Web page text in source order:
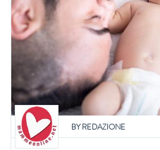
BYREDAZIONE